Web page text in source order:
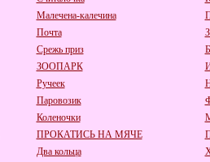
Малечена-калечина
Почта
Срежь приз
ЗООПАРК
Ручеек
Паровозик
Коленочки
ПРОКАТИСЬ НА МЯЧЕ
Два кольца